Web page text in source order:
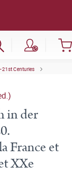
Centuries
in der
France et
XXe